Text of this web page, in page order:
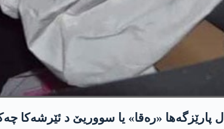
پارێزگەھا «رەقا» یا سووریێ د ئێرشەکا